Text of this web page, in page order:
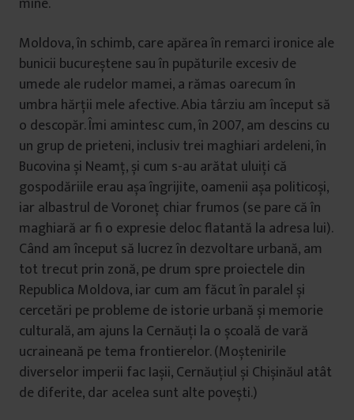
Moldova, în schimb, care apărea în remarci ironice ale
bunicii bucureștene sau în pupăturile excesiv de
umede ale rudelor mamei, a rămas oarecum în
umbra hărții mele afective. Abia târziu am început să
o descopăr. Îmi amintesc cum, în 2007, am descins cu
un grup de prieteni, inclusiv trei maghiari ardeleni, în
Bucovina și Neamț, și cum s-au arătat uluiți că
gospodăriile erau așa îngrijite, oamenii așa politicoși,
iar albastrul de Voroneț chiar frumos (se pare că în
maghiară ar fi o expresie deloc flatantă la adresa lui).
Când am început să lucrez în dezvoltare urbană, am
tot trecut prin zonă, pe drum spre proiectele din
Republica Moldova, iar cum am făcut în paralel și
cercetări pe probleme de istorie urbană și memorie
culturală, am ajuns la Cernăuți la o școală de vară
ucraineană pe tema frontierelor. (Moștenirile
diverselor imperii fac Iașii, Cernăuțiul și Chișinăul atât
de diferite, dar acelea sunt alte povești.)